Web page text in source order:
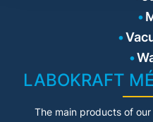
LABOKRAFT
The main products of